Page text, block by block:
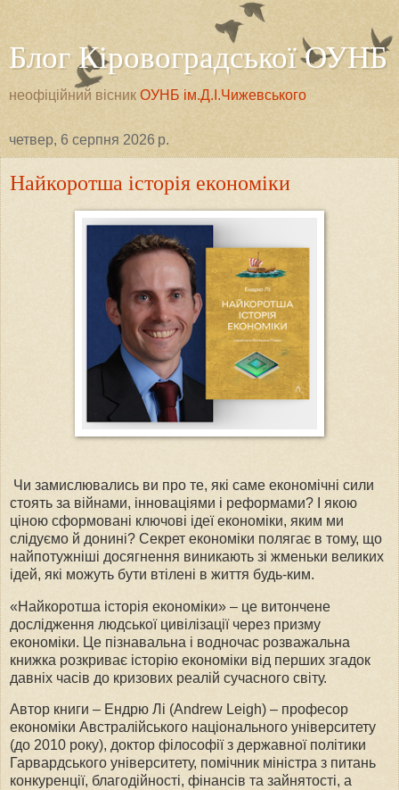
Блог Кіровоградської ОУНБ
неофіційний вісник ОУНБ ім.Д.І.Чижевського
четвер, 6 серпня 2026 р.
Найкоротша історія економіки
Чи замислювались ви про те, які саме економічні сили
стоять за війнами, інноваціями і реформами? І якою
ціною сформовані ключові ідеї економіки, яким ми
слідуємо й донині? Секрет економіки полягає в тому, що
найпотужніші досягнення виникають зі жменьки великих
ідей, які можуть бути втілені в життя будь-ким.
«Найкоротша історія економіки» – це витончене
дослідження людської цивілізації через призму
економіки. Це пізнавальна і водночас розважальна
книжка розкриває історію економіки від перших згадок
давніх часів до кризових реалій сучасного світу.
Автор книги – Ендрю Лі (Andrew Leigh) – професор
економіки Австралійського національного університету
(до 2010 року), доктор філософії з державної політики
Гарвардського університету, помічник міністра з питань
конкуренції, благодійності, фінансів та зайнятості, а